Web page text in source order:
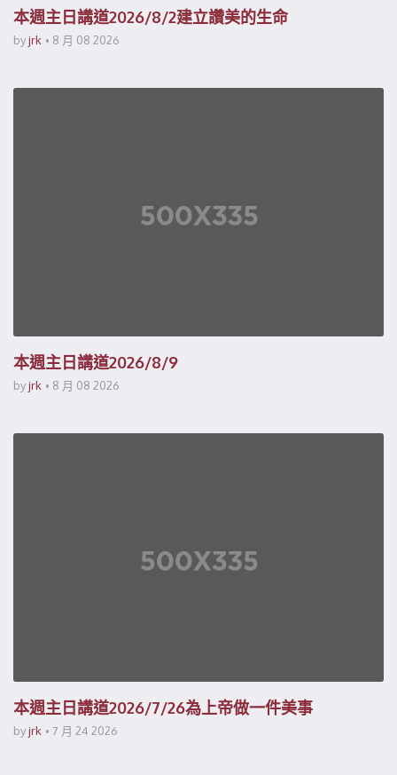
本週主日講道2026/8/2建立讚美的生命
byjrk 8 月 08 2026
本週主日講道2026/8/9
byjrk 8 月 08 2026
本週主日講道2026/7/26為上帝做一件美事
byjrk 7 月 24 2026